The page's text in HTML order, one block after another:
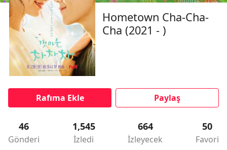
Hometown Cha-Cha-
Cha (2021 - )
Rafıma Ekle Paylaş
46
Gönderi
1,545
İzledi
664
İzleyecek
50
Favori